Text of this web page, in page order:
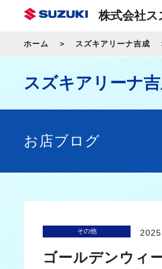
株式会社ス
ホーム スズキアリーナ吉成
スズキアリーナ
お店ブログ
その他
ゴールデンウィ